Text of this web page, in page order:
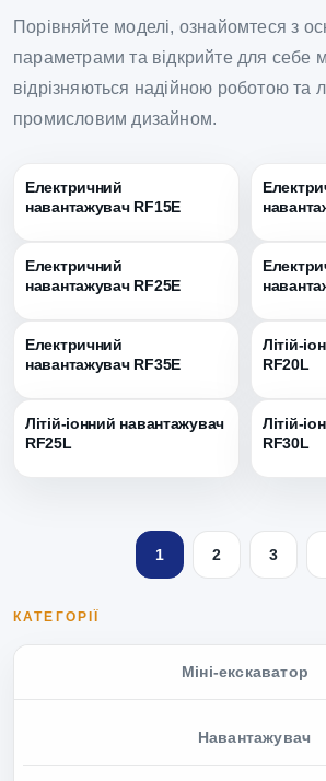
Порівняйте моделі, ознайомтеся з
параметрами та відкрийте для
відрізняються надійною роботою та
промисловим дизайном.
КАТЕГОРІЇ
Міні-екскаватор
Навантажувач
Електричний
навантажувач RF15E
Електричний
навантажувач RF25E
Електричний
навантажувач RF35E
Літій-
RF20L
Літій-іонний навантажувач
RF25L
Літій-
RF30L
1 2 3